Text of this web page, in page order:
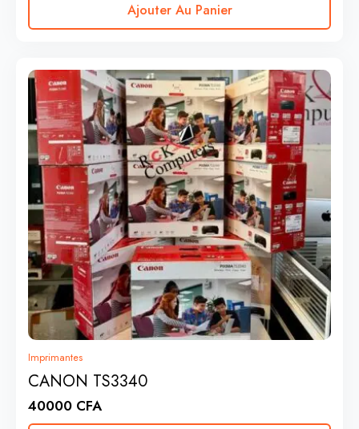
Ajouter Au Panier
Imprimantes
CANON TS3340
40000 CFA